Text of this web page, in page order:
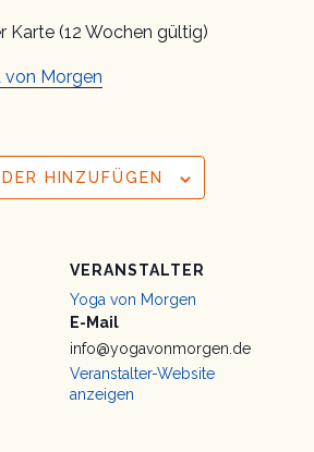
Karte (12 Wochen gültig)
von Morgen
HINZUFÜGEN
VERANSTALTER
Yoga von Morgen
E-Mail
info@yogavonmorgen.de
Veranstalter-Website
anzeigen